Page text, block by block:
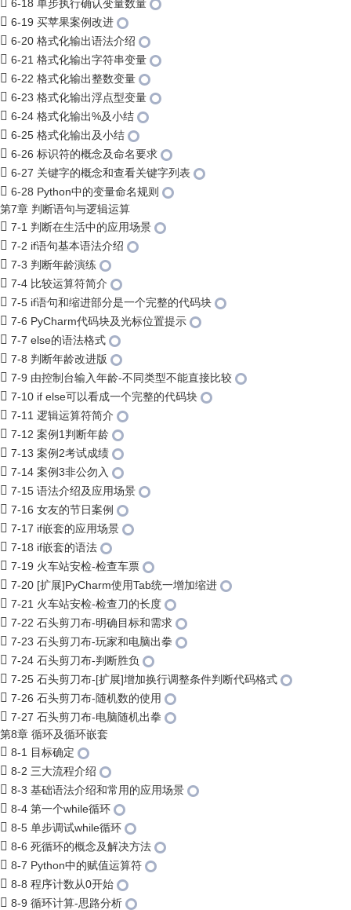
6-18 单步执行确认变量数量
6-19 买苹果案例改进
6-20 格式化输出语法介绍
6-21 格式化输出字符串变量
6-22 格式化输出整数变量
6-23 格式化输出浮点型变量
6-24 格式化输出%及小结
6-25 格式化输出及小结
6-26 标识符的概念及命名要求
6-27 关键字的概念和查看关键字列表
6-28 Python中的变量命名规则
第7章 判断语句与逻辑运算
7-1 判断在生活中的应用场景
7-2 if语句基本语法介绍
7-3 判断年龄演练
7-4 比较运算符简介
7-5 if语句和缩进部分是一个完整的代码块
7-6 PyCharm代码块及光标位置提示
7-7 else的语法格式
7-8 判断年龄改进版
7-9 由控制台输入年龄-不同类型不能直接比较
7-10 if else可以看成一个完整的代码块
7-11 逻辑运算符简介
7-12 案例1判断年龄
7-13 案例2考试成绩
7-14 案例3非公勿入
7-15 语法介绍及应用场景
7-16 女友的节日案例
7-17 if嵌套的应用场景
7-18 if嵌套的语法
7-19 火车站安检-检查车票
7-20 [扩展]PyCharm使用Tab统一增加缩进
7-21 火车站安检-检查刀的长度
7-22 石头剪刀布-明确目标和需求
7-23 石头剪刀布-玩家和电脑出拳
7-24 石头剪刀布-判断胜负
7-25 石头剪刀布-[扩展]增加换行调整条件判断代码格式
7-26 石头剪刀布-随机数的使用
7-27 石头剪刀布-电脑随机出拳
第8章 循环及循环嵌套
8-1 目标确定
8-2 三大流程介绍
8-3 基础语法介绍和常用的应用场景
8-4 第一个while循环
8-5 单步调试while循环
8-6 死循环的概念及解决方法
8-7 Python中的赋值运算符
8-8 程序计数从0开始
8-9 循环计算-思路分析